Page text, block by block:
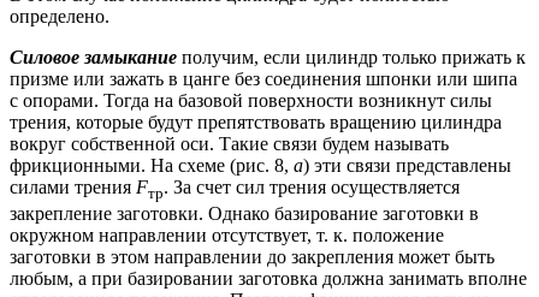
определено.
Силовое замыкание получим, если цилиндр только прижать к
призме или зажать в цанге без соединения шпонки или шипа
с опорами. Тогда на базовой поверхности возникнут силы
трения, которые будут препятствовать вращению цилиндра
вокруг собственной оси. Такие связи будем называть
фрикционными. На схеме (рис. 8, а) эти связи представлены
силами трения Fтр. За счет сил трения осуществляется
закрепление заготовки. Однако базирование заготовки в
окружном направлении отсутствует, т. к. положение
заготовки в этом направлении до закрепления может быть
любым, а при базировании заготовка должна занимать вполне